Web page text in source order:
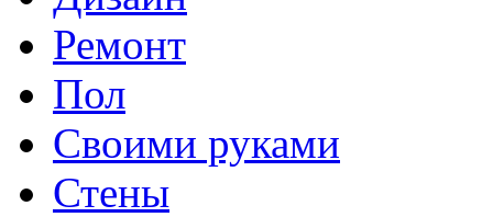
Ремонт
Пол
Своими руками
Стены